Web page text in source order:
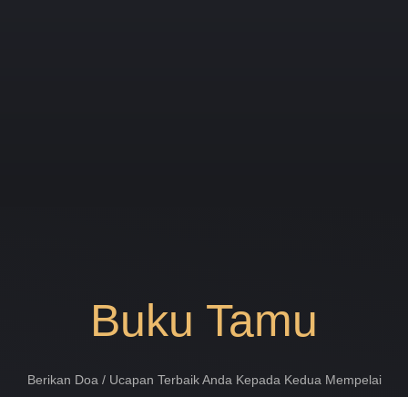
Buku Tamu
Berikan Doa / Ucapan Terbaik Anda Kepada Kedua Mempelai